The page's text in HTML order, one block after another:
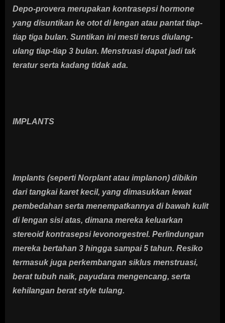
Depo-provera merupakan kontrasepsi hormone
yang disuntikan ke otot di lengan atau pantat tiap-
tiap tiga bulan. Suntikan ini mesti terus diulang-
ulang tiap-tiap 3 bulan. Menstruasi dapat jadi tak
teratur serta kadang tidak ada.
IMPLANTS
Implants (seperti Norplant atau implanon) dibikin
dari tangkai karet kecil, yang dimasukkan lewat
pembedahan serta menempatkannya di bawah kulit
di lengan sisi atas, dimana mereka keluarkan
stereoid kontrasepsi levonorgestrel. Perlindungan
mereka bertahan 3 hingga sampai 5 tahun. Resiko
termasuk juga perkembangan siklus menstruasi,
berat tubuh naik, payudara mengencang, serta
kehilangan berat style tulang.